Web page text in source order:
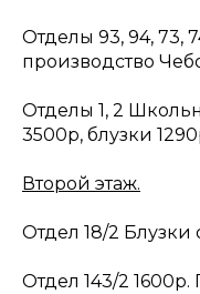
Отделы 93, 94, 73,
производство
Отделы 1, 2
3500р, блузки
Второй этаж.
Отдел 18/2 Блузки
Отдел 143/2